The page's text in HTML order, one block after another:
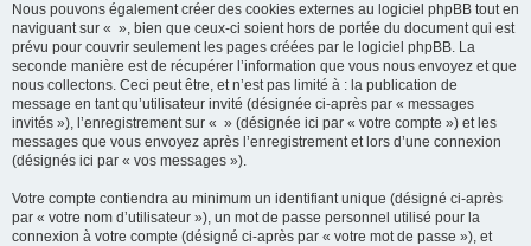
Nous pouvons également créer des cookies externes au logiciel phpBB tout en
naviguant sur « », bien que ceux-ci soient hors de portée du document qui est
prévu pour couvrir seulement les pages créées par le logiciel phpBB. La
seconde manière est de récupérer l’information que vous nous envoyez et que
nous collectons. Ceci peut être, et n’est pas limité à : la publication de
message en tant qu’utilisateur invité (désignée ci-après par « messages
invités »), l’enregistrement sur « » (désignée ici par « votre compte ») et les
messages que vous envoyez après l’enregistrement et lors d’une connexion
(désignés ici par « vos messages »).
Votre compte contiendra au minimum un identifiant unique (désigné ci-après
par « votre nom d’utilisateur »), un mot de passe personnel utilisé pour la
connexion à votre compte (désigné ci-après par « votre mot de passe »), et